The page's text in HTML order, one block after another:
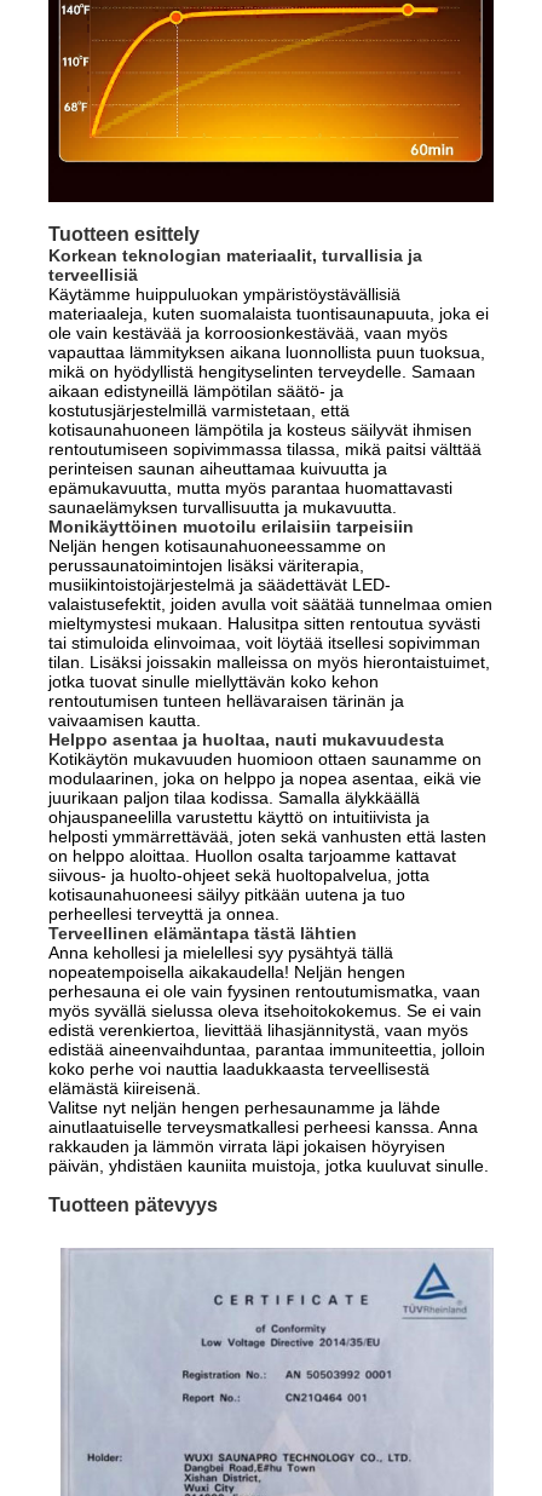
Tuotteen esittely
Korkean teknologian materiaalit, turvallisia ja
terveellisiä
Käytämme huippuluokan ympäristöystävällisiä
materiaaleja, kuten suomalaista tuontisaunapuuta, joka ei
ole vain kestävää ja korroosionkestävää, vaan myös
vapauttaa lämmityksen aikana luonnollista puun tuoksua,
mikä on hyödyllistä hengityselinten terveydelle. Samaan
aikaan edistyneillä lämpötilan säätö- ja
kostutusjärjestelmillä varmistetaan, että
kotisaunahuoneen lämpötila ja kosteus säilyvät ihmisen
rentoutumiseen sopivimmassa tilassa, mikä paitsi välttää
perinteisen saunan aiheuttamaa kuivuutta ja
epämukavuutta, mutta myös parantaa huomattavasti
saunaelämyksen turvallisuutta ja mukavuutta.
Monikäyttöinen muotoilu erilaisiin tarpeisiin
Neljän hengen kotisaunahuoneessamme on
perussaunatoimintojen lisäksi väriterapia,
musiikintoistojärjestelmä ja säädettävät LED-
valaistusefektit, joiden avulla voit säätää tunnelmaa omien
mieltymystesi mukaan. Halusitpa sitten rentoutua syvästi
tai stimuloida elinvoimaa, voit löytää itsellesi sopivimman
tilan. Lisäksi joissakin malleissa on myös hierontaistuimet,
jotka tuovat sinulle miellyttävän koko kehon
rentoutumisen tunteen hellävaraisen tärinän ja
vaivaamisen kautta.
Helppo asentaa ja huoltaa, nauti mukavuudesta
Kotikäytön mukavuuden huomioon ottaen saunamme on
modulaarinen, joka on helppo ja nopea asentaa, eikä vie
juurikaan paljon tilaa kodissa. Samalla älykkäällä
ohjauspaneelilla varustettu käyttö on intuitiivista ja
helposti ymmärrettävää, joten sekä vanhusten että lasten
on helppo aloittaa. Huollon osalta tarjoamme kattavat
siivous- ja huolto-ohjeet sekä huoltopalvelua, jotta
kotisaunahuoneesi säilyy pitkään uutena ja tuo
perheellesi terveyttä ja onnea.
Terveellinen elämäntapa tästä lähtien
Anna kehollesi ja mielellesi syy pysähtyä tällä
nopeatempoisella aikakaudella! Neljän hengen
perhesauna ei ole vain fyysinen rentoutumismatka, vaan
myös syvällä sielussa oleva itsehoitokokemus. Se ei vain
edistä verenkiertoa, lievittää lihasjännitystä, vaan myös
edistää aineenvaihduntaa, parantaa immuniteettia, jolloin
koko perhe voi nauttia laadukkaasta terveellisestä
elämästä kiireisenä.
Valitse nyt neljän hengen perhesaunamme ja lähde
ainutlaatuiselle terveysmatkallesi perheesi kanssa. Anna
rakkauden ja lämmön virrata läpi jokaisen höyryisen
päivän, yhdistäen kauniita muistoja, jotka kuuluvat sinulle.
Tuotteen pätevyys